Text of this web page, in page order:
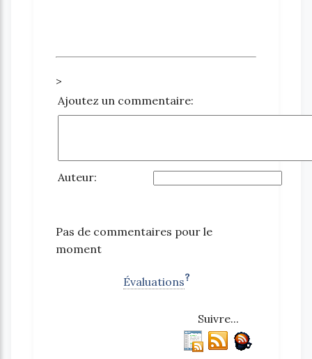
>
Ajoutez un commentaire:
Auteur:
Pas de commentaires pour le
moment
Évaluations?
Suivre...